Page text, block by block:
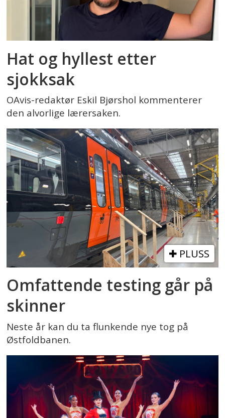
Hat og hyllest etter
sjokksak
OAvis-redaktør Eskil Bjørshol kommenterer
den alvorlige lærersaken.
PLUSS
Omfattende testing går på
skinner
Neste år kan du ta flunkende nye tog på
Østfoldbanen.